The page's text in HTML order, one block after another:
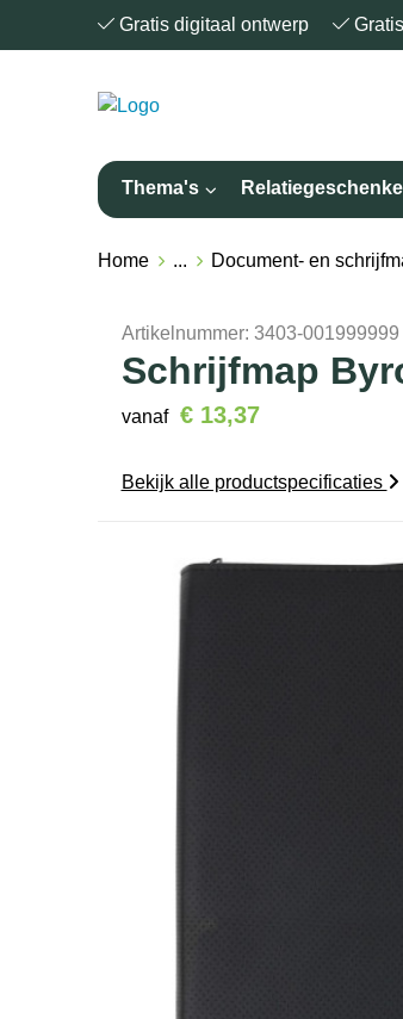
Gratis digitaal ontwerp
Thema's
Home ... Document- en
Artikelnummer: 3403-001999999
Schrijfmap
vanaf € 13,37
Bekijk alle productspecificaties